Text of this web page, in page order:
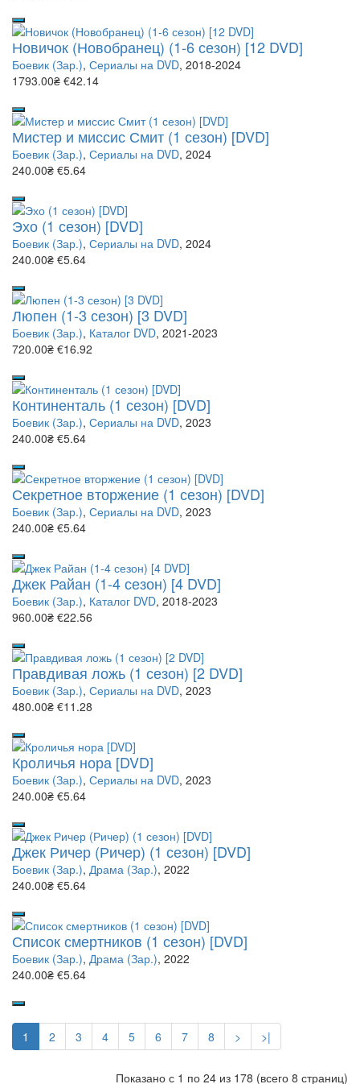
Новичок (Новобранец) (1-6 сезон) [12 DVD]
Боевик (Зар.), Сериалы на DVD, 2018-2024
1793.00₴ €42.14
Мистер и миссис Смит (1 сезон) [DVD]
Боевик (Зар.), Сериалы на DVD, 2024
240.00₴ €5.64
Эхо (1 сезон) [DVD]
Боевик (Зар.), Сериалы на DVD, 2024
240.00₴ €5.64
Люпен (1-3 сезон) [3 DVD]
Боевик (Зар.), Каталог DVD, 2021-2023
720.00₴ €16.92
Континенталь (1 сезон) [DVD]
Боевик (Зар.), Сериалы на DVD, 2023
240.00₴ €5.64
Секретное вторжение (1 сезон) [DVD]
Боевик (Зар.), Сериалы на DVD, 2023
240.00₴ €5.64
Джек Райан (1-4 сезон) [4 DVD]
Боевик (Зар.), Каталог DVD, 2018-2023
960.00₴ €22.56
Правдивая ложь (1 сезон) [2 DVD]
Боевик (Зар.), Сериалы на DVD, 2023
480.00₴ €11.28
Кроличья нора [DVD]
Боевик (Зар.), Сериалы на DVD, 2023
240.00₴ €5.64
Джек Ричер (Ричер) (1 сезон) [DVD]
Боевик (Зар.), Драма (Зар.), 2022
240.00₴ €5.64
Список смертников (1 сезон) [DVD]
Боевик (Зар.), Драма (Зар.), 2022
240.00₴ €5.64
1 2 3 4 5 6 7 8 > >|
Показано с 1 по 24 из 178 (всего 8 страниц)